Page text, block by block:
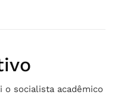
o socialista acadêmico